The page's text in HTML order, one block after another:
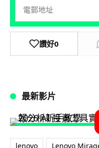
讚好0
最新影片
lenovo Lenovo